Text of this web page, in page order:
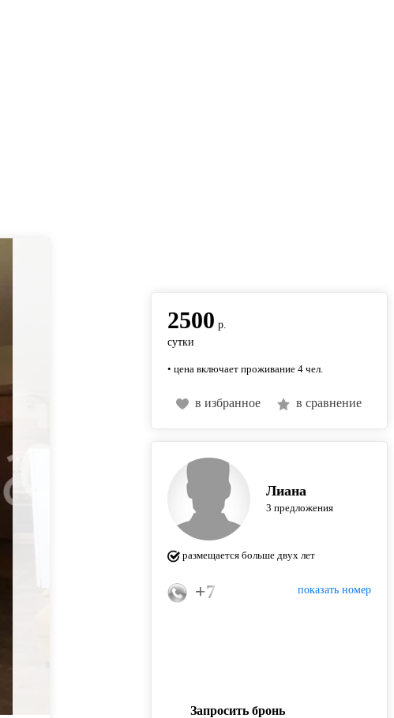
2500 р.
сутки
• цена включает проживание 4 чел.
в избранное в сравнение
Лиана
3 предложения
размещается больше двух лет
показать номер
+7 (917) 274-12-56
Запросить бронь